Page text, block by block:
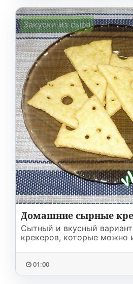
Закуски из сыра
Домашние сырные
Сытный и вкусный
крекеров, которые можно
01:00